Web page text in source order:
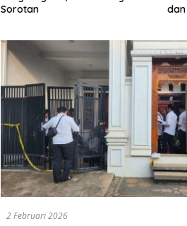
dan SPBUN-SGN, Dorong Solusi
2 Februari 2026